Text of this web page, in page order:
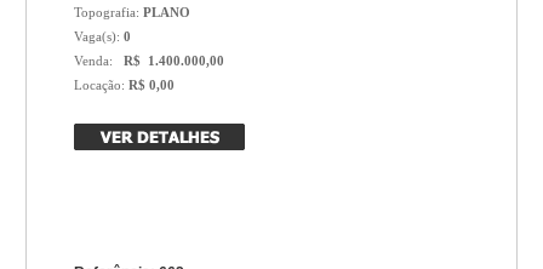
Topografia:PLANO
Vaga(s):0
Venda:
R$ 1.400.000,00
Locação:R$ 0,00